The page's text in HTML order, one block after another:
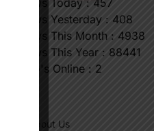
Views Today : 457
Views Yesterday : 408
Views This Month : 4938
Views This Year : 88441
Who's Online : 2
About Us